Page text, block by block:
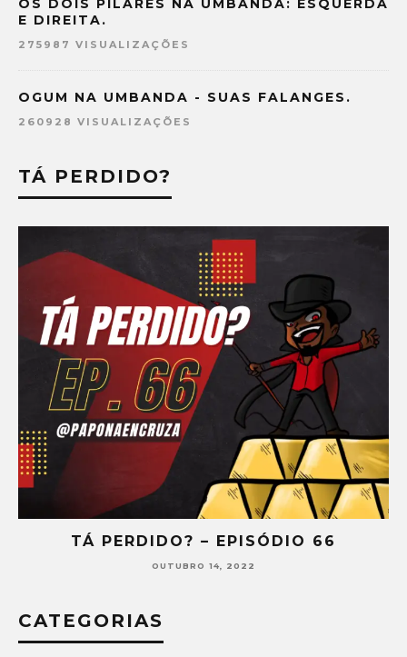
E DIREITA.
275987 VISUALIZAÇÕES
OGUM NA UMBANDA - SUAS FALANGES.
260928 VISUALIZAÇÕES
TÁ PERDIDO?
TÁ PERDIDO? – EPISÓDIO 66
OUTUBRO 14, 2022
CATEGORIAS